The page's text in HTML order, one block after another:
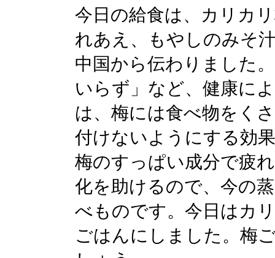
今日の給食は、カリカ
れあえ、もやしのみそ
中国から伝わりました
いらず」など、健康に
は、梅には食べ物をく
付けないようにする効
梅のすっぱい成分で疲
化を助けるので、今の
べものです。今日はカ
ごはんにしました。梅